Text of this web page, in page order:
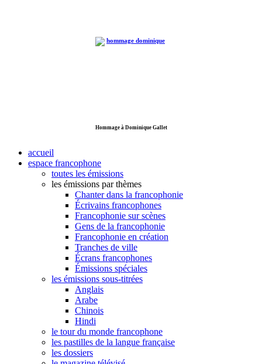
Hommage à Dominique Gallet
accueil
espace francophone
toutes les émissions
les émissions par thèmes
Chanter dans la francophonie
Écrivains francophones
Francophonie sur scènes
Gens de la francophonie
Francophonie en création
Tranches de ville
Écrans francophones
Émissions spéciales
les émissions sous-titrées
Anglais
Arabe
Chinois
Hindi
le tour du monde francophone
les pastilles de la langue française
les dossiers